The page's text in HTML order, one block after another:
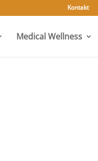
Kontakt
Medical Wellness